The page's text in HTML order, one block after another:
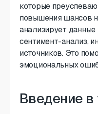
которые
повышения шансов
анализирует
сентимент-анализ,
источников. Это
эмоциональных
Введение